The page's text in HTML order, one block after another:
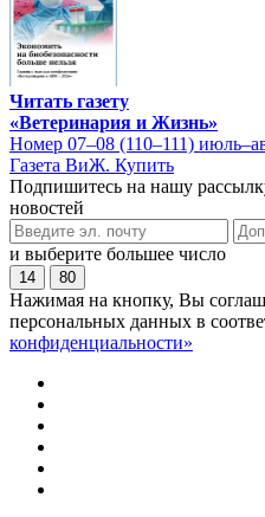
Читать газету
«Ветеринария и Жизнь»
Номер 07–08 (110–111)
Газета ВиЖ. Купить
Подпишитесь на нашу
новостей
и выберите большее число
14 80
Нажимая на кнопку, Вы
персональных данных в
конфиденциальности»